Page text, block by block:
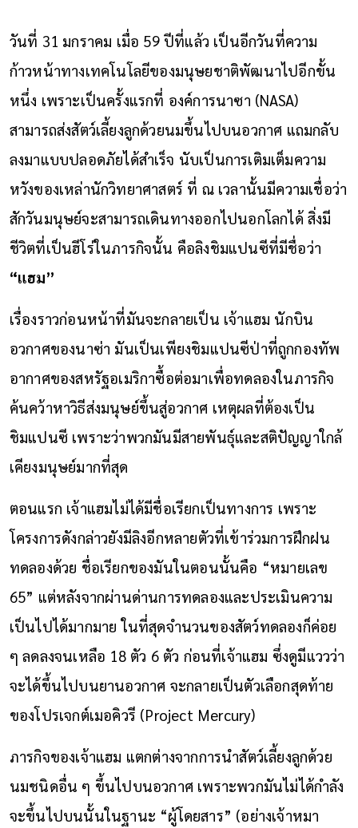
วันที่ 31 มกราคม เมื่อ 59 ปีที่แล้ว เป็นอีกวันที่ความ
ก้าวหน้าทางเทคโนโลยีของมนุษยชาติพัฒนาไปอีกขั้น
หนึ่ง เพราะเป็นครั้งแรกที่ องค์การนาซา (NASA)
สามารถส่งสัตว์เลี้ยงลูกด้วยนมขึ้นไปบนอวกาศ แถมกลับ
ลงมาแบบปลอดภัยได้สำเร็จ นับเป็นการเติมเต็มความ
หวังของเหล่านักวิทยาศาสตร์ ที่ ณ เวลานั้นมีความเชื่อว่า
สักวันมนุษย์จะสามารถเดินทางออกไปนอกโลกได้ สิ่งมี
ชีวิตที่เป็นฮีโร่ในภารกิจนั้น คือลิงชิมแปนซีที่มีชื่อว่า
“แฮม”
เรื่องราวก่อนหน้าที่มันจะกลายเป็น เจ้าแฮม นักบิน
อวกาศของนาซ่า มันเป็นเพียงชิมแปนซีป่าที่ถูกกองทัพ
อากาศของสหรัฐอเมริกาซื้อต่อมาเพื่อทดลองในภารกิจ
ค้นคว้าหาวิธีส่งมนุษย์ขึ้นสู่อวกาศ เหตุผลที่ต้องเป็น
ชิมแปนซี เพราะว่าพวกมันมีสายพันธุ์และสติปัญญาใกล้
เคียงมนุษย์มากที่สุด
ตอนแรก เจ้าแฮมไม่ได้มีชื่อเรียกเป็นทางการ เพราะ
โครงการดังกล่าวยังมีลิงอีกหลายตัวที่เข้าร่วมการฝึกฝน
ทดลองด้วย ชื่อเรียกของมันในตอนนั้นคือ “หมายเลข
65” แต่หลังจากผ่านด่านการทดลองและประเมินความ
เป็นไปได้มากมาย ในที่สุดจำนวนของสัตว์ทดลองก็ค่อย
ๆ ลดลงจนเหลือ 18 ตัว 6 ตัว ก่อนที่เจ้าแฮม ซึ่งดูมีแววว่า
จะได้ขึ้นไปบนยานอวกาศ จะกลายเป็นตัวเลือกสุดท้าย
ของโปรเจกต์เมอคิวรี (Project Mercury)
ภารกิจของเจ้าแฮม แตกต่างจากการนำสัตว์เลี้ยงลูกด้วย
นมชนิดอื่น ๆ ขึ้นไปบนอวกาศ เพราะพวกมันไม่ได้กำลัง
จะขึ้นไปบนนั้นในฐานะ “ผู้โดยสาร” (อย่างเจ้าหมา